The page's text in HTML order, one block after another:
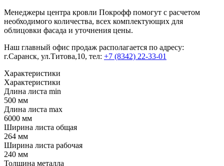
Менеджеры центра кровли Покрофф помогут с расчетом
необходимого количества, всех комплектующих для
облицовки фасада и уточнения цены.
Наш главный офис продаж располагается по адресу:
г.Саранск, ул.Титова,10, тел: +7 (8342) 22-33-01
Характеристики
Характеристики
Длина листа min
500 мм
Длина листа max
6000 мм
Ширина листа общая
264 мм
Ширина листа рабочая
240 мм
Толщина металла